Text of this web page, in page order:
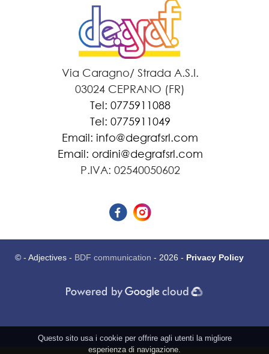
Via Caragno/ Strada A.S.I.
03024 CEPRANO (FR)
Tel: 0775911088
Tel: 0775911049
Email: info@degrafsrl.com
Email: ordini@degrafsrl.com
P.IVA: 02540050602
© - Adjectives - BDF communication - 2026 - Privacy Policy
Questo sito usa i cookie per offrire agli utenti la migliore
esperienza di navigazione.